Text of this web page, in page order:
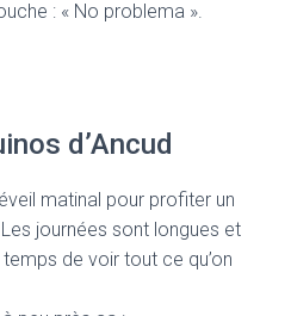
: « No problema ».
d’Ancud
matinal pour profiter un
journées sont longues et
de voir tout ce qu’on